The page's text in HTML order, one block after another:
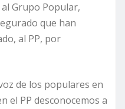
Grupo Popular,
que han
al PP, por
de los populares en
el PP desconocemos a